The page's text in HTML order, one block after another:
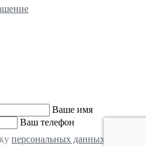
Ваше имя
Ваш телефон
персональных данных